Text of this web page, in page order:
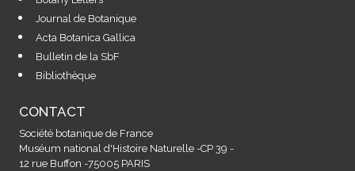
Journal de Botanique
Acta Botanica Gallica
Bulletin de la SbF
Bibliothèque
CONTACT
Société botanique de France
Muséum national d'Histoire Naturelle -CP 39 -
12 rue Buffon -75005 PARIS